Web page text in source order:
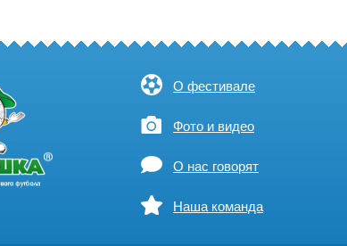
О фестивале
Фото и видео
О нас говорят
Наша команда